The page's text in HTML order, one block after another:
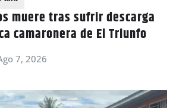
muere tras sufrir descarga
camaronera de El Triunfo
7, 2026